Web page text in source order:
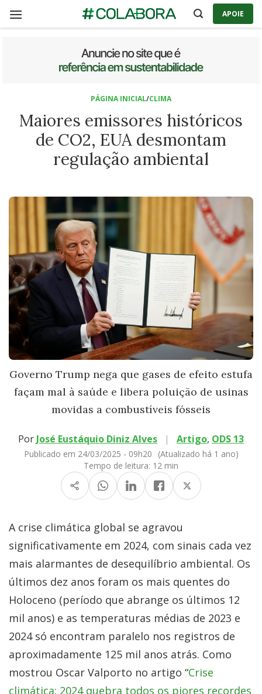
APOIE
PÁGINA INICIAL/CLIMA
Maiores emissores históricos
de CO2, EUA desmontam
regulação ambiental
Governo Trump nega que gases de efeito estufa
façam mal à saúde e libera poluição de usinas
movidas a combustíveis fósseis
Por José Eustáquio Diniz Alves | Artigo, ODS 13
Publicado em 24/03/2025 - 09h20
(Atualizado há 1 ano)
Tempo de leitura: 12 min
A crise climática global se agravou
significativamente em 2024, com sinais cada vez
mais alarmantes de desequilíbrio ambiental. Os
últimos dez anos foram os mais quentes do
Holoceno (período que abrange os últimos 12
mil anos) e as temperaturas médias de 2023 e
2024 só encontram paralelo nos registros de
aproximadamente 125 mil anos atrás. Como
mostrou Oscar Valporto no artigo “Crise
climática: 2024 quebra todos os piores recordes